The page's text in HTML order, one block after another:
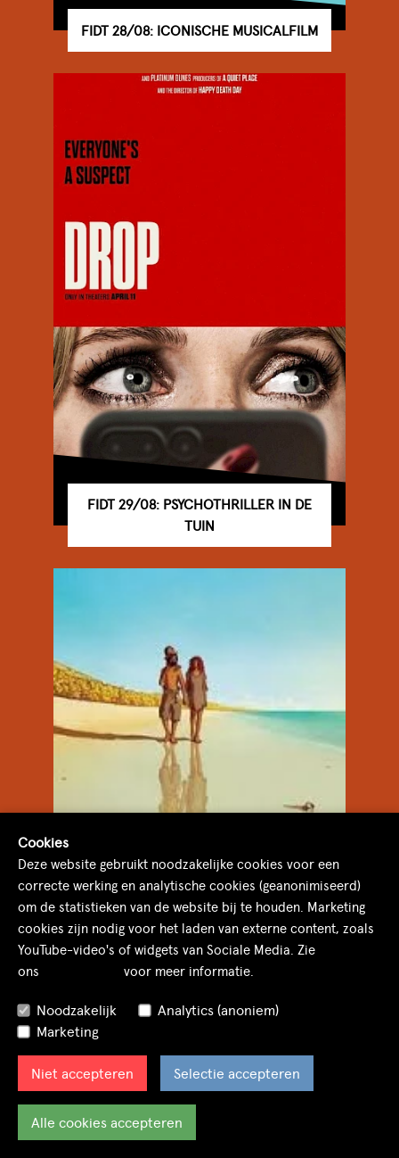
FIDT 28/08: ICONISCHE MUSICALFILM
FIDT 29/08: PSYCHOTHRILLER IN DE
TUIN
11/09: COMBI VAN EXPOSITIE + FILM
BINNENKORT IN DORDT
Cookies
Deze website gebruikt noodzakelijke cookies voor een
correcte werking en analytische cookies (geanonimiseerd)
om de statistieken van de website bij te houden. Marketing
cookies zijn nodig voor het laden van externe content, zoals
YouTube-video's of widgets van Sociale Media. Zie
ons
voor meer informatie.
Noodzakelijk
Analytics (anoniem)
Marketing
Niet accepteren Selectie accepteren
Alle cookies accepteren